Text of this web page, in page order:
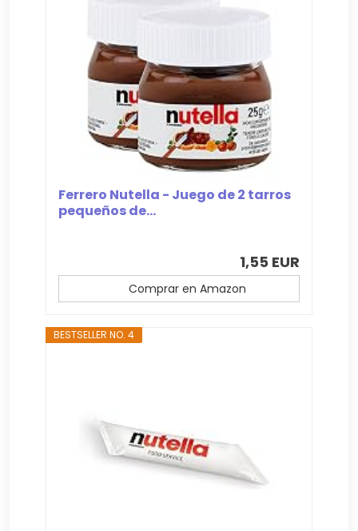
Ferrero Nutella - Juego de 2 tarros
pequeños de...
1,55 EUR
Comprar en Amazon
BESTSELLER NO. 4